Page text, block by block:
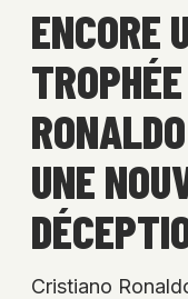
ENCORE
UNE
Cristiano